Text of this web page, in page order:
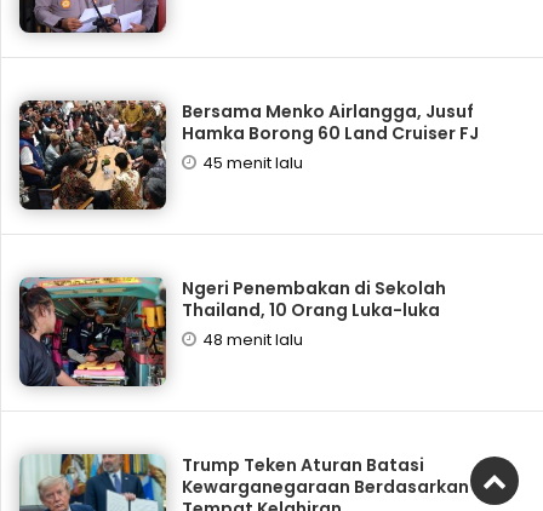
Bersama Menko Airlangga, Jusuf
Hamka Borong 60 Land Cruiser FJ
45 menit lalu
Ngeri Penembakan di Sekolah
Thailand, 10 Orang Luka-luka
48 menit lalu
Trump Teken Aturan Batasi
Kewarganegaraan Berdasarkan